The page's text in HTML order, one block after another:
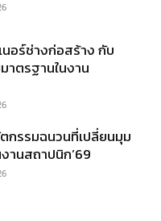
นอร์ช่างก่อสร้าง กับ
าตรฐานในงาน
กรรมฉนวนที่เปลี่ยนมุม
านสถาปนิก’69